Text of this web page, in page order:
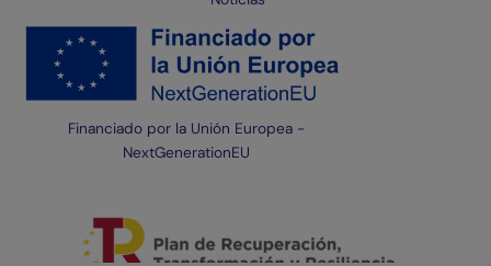
Financiado por la Unión Europea -
NextGenerationEU